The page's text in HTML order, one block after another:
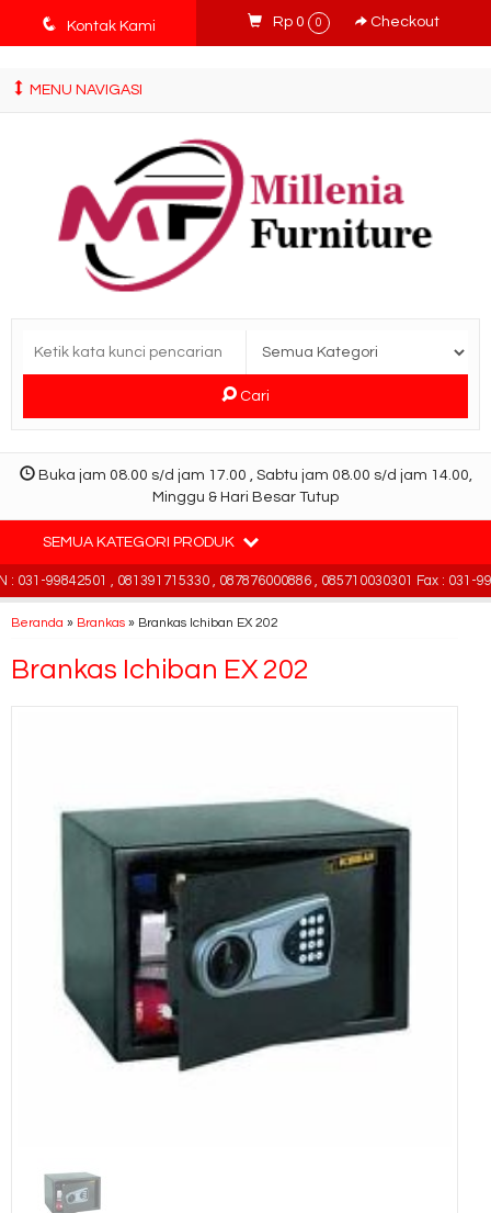
tv3ISbyqwvMDypa7aIfj2FUlPKawe7X5fX5v6wsT4Ns
q Kontak Kami Rp 0 0 Checkout
MENU NAVIGASI
Cari
Buka jam 08.00 s/d jam 17.00 , Sabtu jam 08.00 s/d jam 14.00,
Minggu & Hari Besar Tutup
SEMUA KATEGORI PRODUK
031-99842501 , 081391715330 , 087876000886 , 085710030301 Fax : 031-
Beranda » Brankas » Brankas Ichiban EX 202
Brankas Ichiban EX 202